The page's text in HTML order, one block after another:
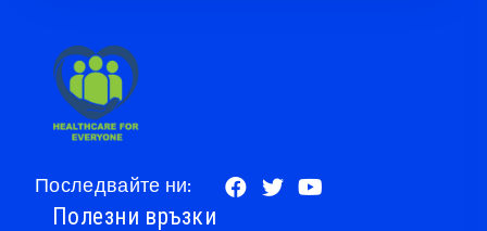
Последвайте ни:
Полезни връзки